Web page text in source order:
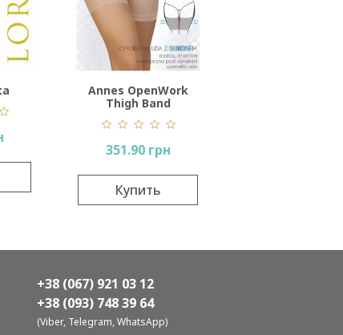
Annes OpenWork
Thigh Band
351.90 грн
Купить
+38 (067) 921 03 12
+38 (093) 748 39 64
(Viber, Telegram, WhatsApp)